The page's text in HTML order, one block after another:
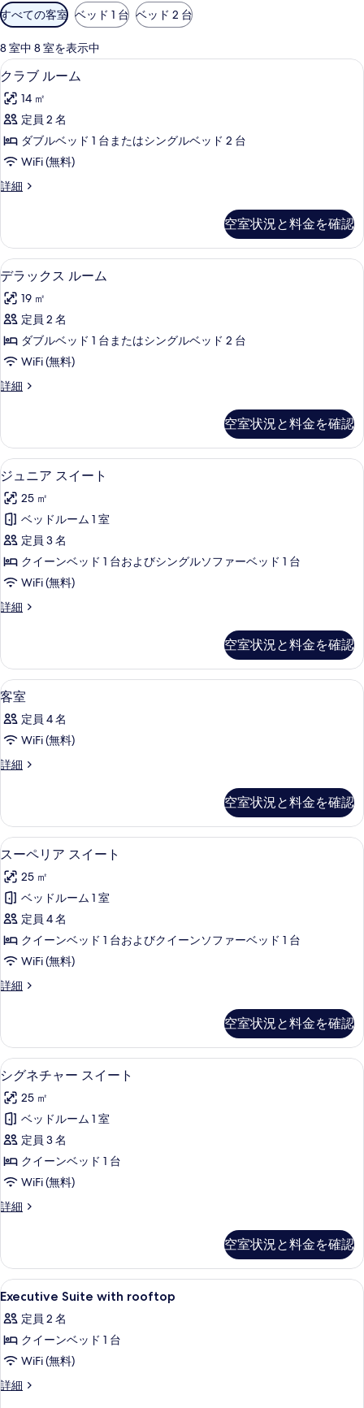
利
用
可
能
な
客
室
の
り
込
件
すべての客室 ベッド 1 台 ベッド 2 台
8 室中 8 室を表示中
ク
ラ
ブ
ル
ー
の
べ
て
の
写
真
を
表
示
クラブ ルーム | 高級寝具、セーフテ
10
クラブ ルーム
14 ㎡
定員 2 名
ダブルベッド 1 台またはシングルベッド 2 台
WiFi (無料)
詳細
ク
ー
ム
の
細
空室状況と料金を確認
デ
ラ
ッ
ク
ス
ー
の
す
べ
て
の
写
真
を
表
る
デラックス ルーム | 高級寝具、セー
18
デラックス ルーム
19 ㎡
定員 2 名
ダブルベッド 1 台またはシングルベッド 2 台
WiFi (無料)
詳細
デ
ス
ル
ー
の
詳
細
空室状況と料金を確認
ジ
ュ
ニ
ア
ス
イ
ト
す
べ
て
の
写
真
示
す
る
ジュニア スイート | 高級寝具、セー
13
ジュニア スイート
25 ㎡
ベッドルーム 1 室
定員 3 名
クイーンベッド 1 台およびシングルソファーベッド 1 台
WiFi (無料)
詳細
ジ
ス
イ
ー
の
詳
空室状況と料金を確認
客
室
の
べ
の
写
真
を
表
示
す
る
高級寝具、セーフティボックス (室
7
客室
定員 4 名
WiFi (無料)
詳細
客
細
空室状況と料金を確認
ス
ー
ペ
リ
ア
ス
ー
の
す
べ
て
の
写
真
を
表
る
スーペリア スイート | 高級寝具、セ
7
スーペリア スイート
25 ㎡
ベッドルーム 1 室
定員 4 名
クイーンベッド 1 台およびクイーンソファーベッド 1 台
WiFi (無料)
詳細
ス
ア
ス
イ
ト
の
詳
細
空室状況と料金を確認
シ
グ
ネ
チ
ャ
ー
イ
ト
の
す
べ
て
の
写
シグネチャー スイート | 高級寝具、
4
シグネチャー スイート
25 ㎡
ベッドルーム 1 室
定員 3 名
クイーンベッド 1 台
WiFi (無料)
詳細
シ
ャ
ー
ス
ー
ト
詳
細
空室状況と料金を確認
Executive
Suite
with
rooftop
の
す
高級寝具、セーフティボックス (室
5
Executive Suite with rooftop
定員 2 名
クイーンベッド 1 台
WiFi (無料)
詳細
Executive